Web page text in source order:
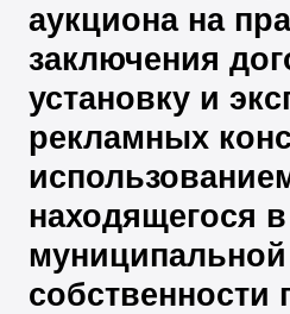
аукциона на
заключения
установку и
рекламных
находящегося в
муниципальной
собственности